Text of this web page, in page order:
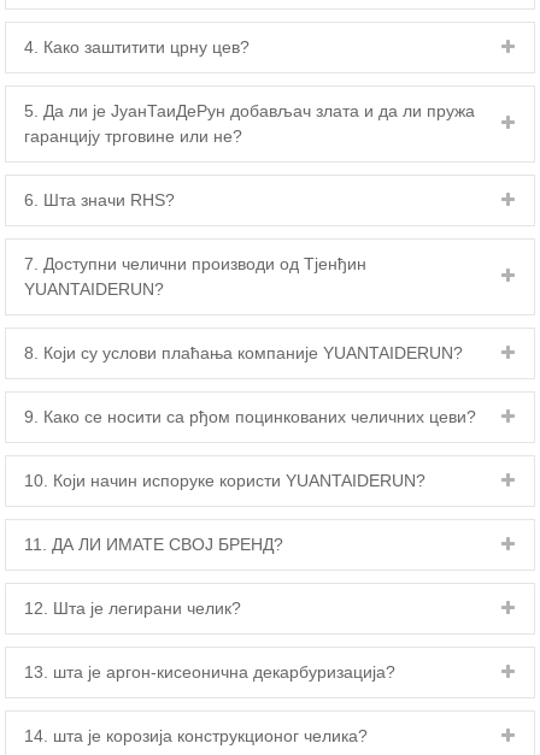
4. Како заштитити црну цев?
5. Да ли је ЈуанТаиДеРун добављач злата и да ли пружа
гаранцију трговине или не?
6. Шта значи RHS?
7. Доступни челични производи од Тјенђин
YUANTAIDERUN?
8. Који су услови плаћања компаније YUANTAIDERUN?
9. Како се носити са рђом поцинкованих челичних цеви?
10. Који начин испоруке користи YUANTAIDERUN?
11. ДА ЛИ ИМАТЕ СВОЈ БРЕНД?
12. Шта је легирани челик?
13. шта је аргон-кисеонична декарбуризација?
14. шта је корозија конструкционог челика?